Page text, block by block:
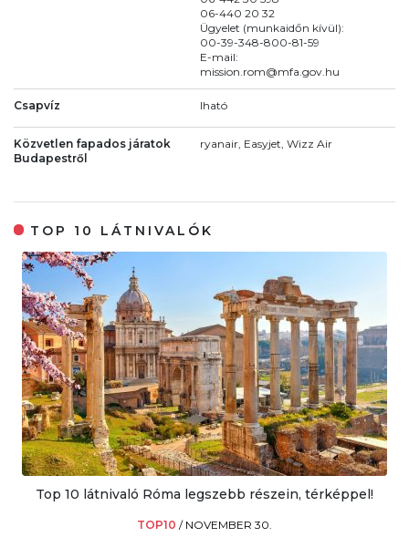
06-440 20 32
Ügyelet (munkaidőn kívül):
00-39-348-800-81-59
E-mail:
mission.rom@mfa.gov.hu
Csapvíz Iható
Közvetlen fapados járatok
Budapestről
ryanair, Easyjet, Wizz Air
TOP 10 LÁTNIVALÓK
Top 10 látnivaló Róma legszebb részein, térképpel!
TOP10 / NOVEMBER 30.